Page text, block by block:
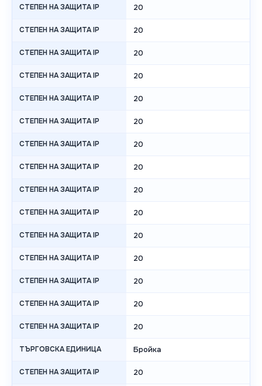
СТЕПЕН НА ЗАЩИТА IP 20
СТЕПЕН НА ЗАЩИТА IP 20
СТЕПЕН НА ЗАЩИТА IP 20
СТЕПЕН НА ЗАЩИТА IP 20
СТЕПЕН НА ЗАЩИТА IP 20
СТЕПЕН НА ЗАЩИТА IP 20
СТЕПЕН НА ЗАЩИТА IP 20
СТЕПЕН НА ЗАЩИТА IP 20
СТЕПЕН НА ЗАЩИТА IP 20
СТЕПЕН НА ЗАЩИТА IP 20
СТЕПЕН НА ЗАЩИТА IP 20
СТЕПЕН НА ЗАЩИТА IP 20
СТЕПЕН НА ЗАЩИТА IP 20
СТЕПЕН НА ЗАЩИТА IP 20
СТЕПЕН НА ЗАЩИТА IP 20
ТЪРГОВСКА ЕДИНИЦА Бройка
СТЕПЕН НА ЗАЩИТА IP 20